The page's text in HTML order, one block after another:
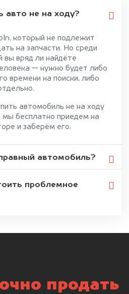
не на ходу?
который не подлежит
на запчасти. Но среди
вы вряд ли найдёте
— нужно будет либо
времени на поиски, либо
автомобиль не на ходу
мы бесплатно приедем на
и заберём его.
автомобиль?
проблемное
продать